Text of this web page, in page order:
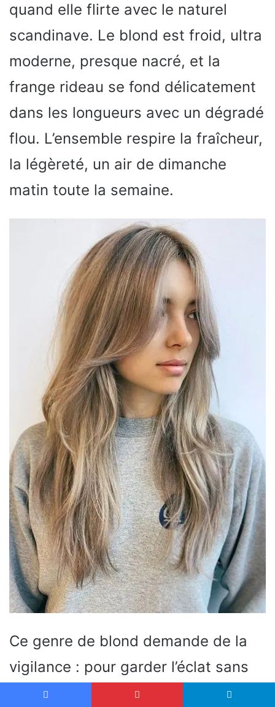
quand elle flirte avec le naturel
scandinave. Le blond est froid, ultra
moderne, presque nacré, et la
frange rideau se fond délicatement
dans les longueurs avec un dégradé
flou. L’ensemble respire la fraîcheur,
la légèreté, un air de dimanche
matin toute la semaine.
Ce genre de blond demande de la
vigilance : pour garder l’éclat sans
virer au jaune, je recommande un